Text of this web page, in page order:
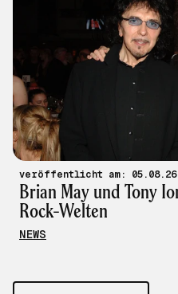
veröffentlicht am: 05.08.26
Brian May und Tony
Rock-Welten
NEWS